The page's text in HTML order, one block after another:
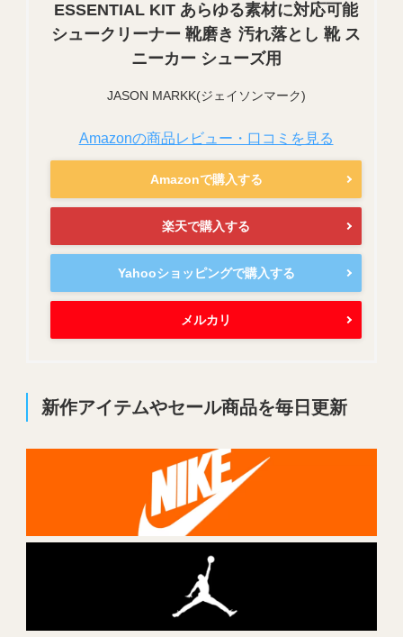
ESSENTIAL KIT あらゆる素材に対応可能
シュークリーナー 靴磨き 汚れ落とし 靴 ス
ニーカー シューズ用
JASON MARKK(ジェイソンマーク)
Amazonの商品レビュー・口コミを見る
Amazonで購入する
楽天で購入する
Yahooショッピングで購入する
メルカリ
新作アイテムやセール商品を毎日更新